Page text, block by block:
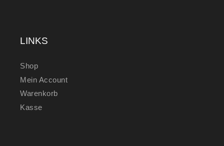
LINKS
Shop
Mein Account
Warenkorb
Kasse